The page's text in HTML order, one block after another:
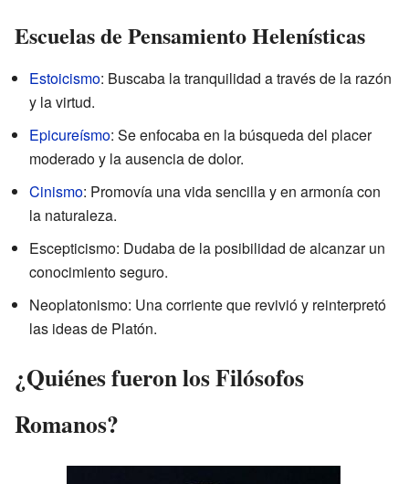
Escuelas de Pensamiento Helenísticas
Estoicismo: Buscaba la tranquilidad a través de la razón
y la virtud.
Epicureísmo: Se enfocaba en la búsqueda del placer
moderado y la ausencia de dolor.
Cinismo: Promovía una vida sencilla y en armonía con
la naturaleza.
Escepticismo: Dudaba de la posibilidad de alcanzar un
conocimiento seguro.
Neoplatonismo: Una corriente que revivió y reinterpretó
las ideas de Platón.
¿Quiénes fueron los Filósofos
Romanos?